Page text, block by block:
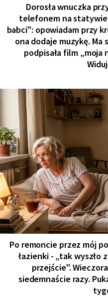
Dorosła wnuczka
telefonem na
babci": opowiadam przy
ona dodaje muzykę.
podpisała film „moja
Po remoncie przez mój
łazienki - „tak
przejście".
siedemnaście razy.